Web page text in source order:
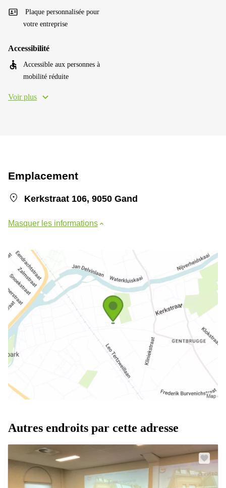
Plaque personnalisée pour
votre entreprise
Accessibilité
Accessible aux personnes à
mobilité réduite
Voir plus
Emplacement
Kerkstraat 106, 9050 Gand
Masquer les informations
Autres endroits par cette adresse